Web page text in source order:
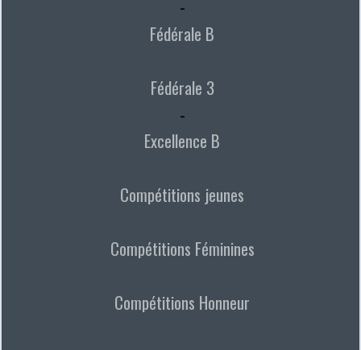
-
Fédérale B
Fédérale 3
-
Excellence B
Compétitions jeunes
Compétitions Féminines
Compétitions Honneur